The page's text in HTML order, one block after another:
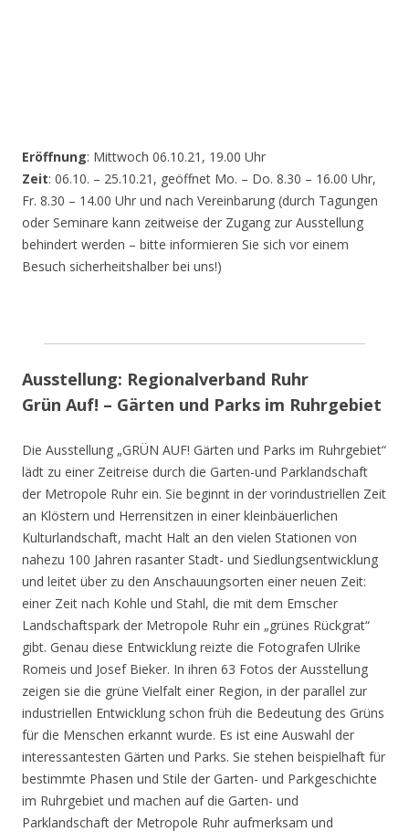
Eröffnung: Mittwoch 06.10.21, 19.00 Uhr
Zeit: 06.10. – 25.10.21, geöffnet Mo. – Do. 8.30 – 16.00 Uhr,
Fr. 8.30 – 14.00 Uhr und nach Vereinbarung (durch Tagungen
oder Seminare kann zeitweise der Zugang zur Ausstellung
behindert werden – bitte informieren Sie sich vor einem
Besuch sicherheitshalber bei uns!)
Ausstellung: Regionalverband Ruhr
Grün Auf! – Gärten und Parks im Ruhrgebiet
Die Ausstellung „GRÜN AUF! Gärten und Parks im Ruhrgebiet“
lädt zu einer Zeitreise durch die Garten-und Parklandschaft
der Metropole Ruhr ein. Sie beginnt in der vorindustriellen Zeit
an Klöstern und Herrensitzen in einer kleinbäuerlichen
Kulturlandschaft, macht Halt an den vielen Stationen von
nahezu 100 Jahren rasanter Stadt- und Siedlungsentwicklung
und leitet über zu den Anschauungsorten einer neuen Zeit:
einer Zeit nach Kohle und Stahl, die mit dem Emscher
Landschaftspark der Metropole Ruhr ein „grünes Rückgrat“
gibt. Genau diese Entwicklung reizte die Fotografen Ulrike
Romeis und Josef Bieker. In ihren 63 Fotos der Ausstellung
zeigen sie die grüne Vielfalt einer Region, in der parallel zur
industriellen Entwicklung schon früh die Bedeutung des Grüns
für die Menschen erkannt wurde. Es ist eine Auswahl der
interessantesten Gärten und Parks. Sie stehen beispielhaft für
bestimmte Phasen und Stile der Garten- und Parkgeschichte
im Ruhrgebiet und machen auf die Garten- und
Parklandschaft der Metropole Ruhr aufmerksam und